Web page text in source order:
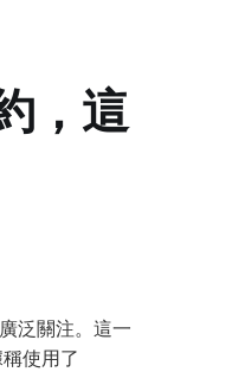
，這
泛關注。這一
使用了